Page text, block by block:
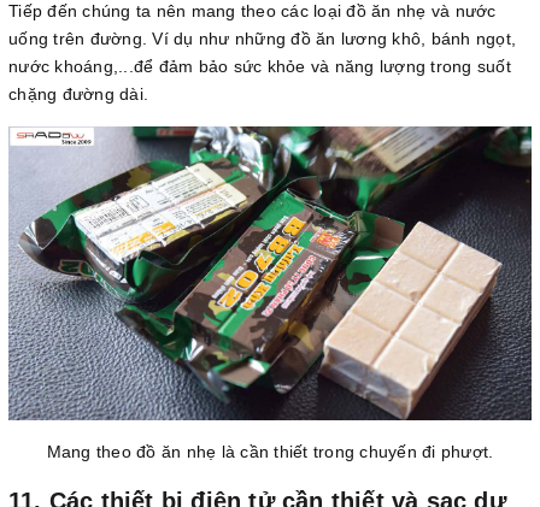
Tiếp đến chúng ta nên mang theo các loại đồ ăn nhẹ và nước
uống trên đường. Ví dụ như những đồ ăn lương khô, bánh ngọt,
nước khoáng,...để đảm bảo sức khỏe và năng lượng trong suốt
chặng đường dài.
Mang theo đồ ăn nhẹ là cần thiết trong chuyến đi phượt.
11. Các thiết bị điện tử cần thiết và sạc dự